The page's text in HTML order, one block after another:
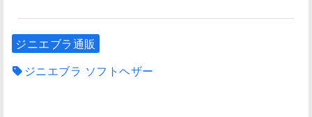
ジニエブラ通販
ジニエブラ ソフトヘザー